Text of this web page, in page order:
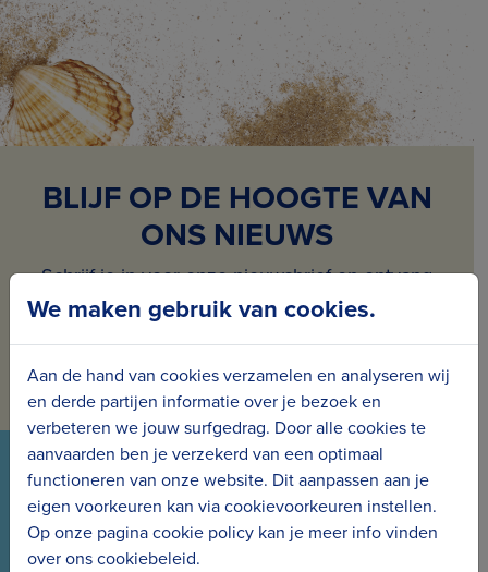
BLIJF OP DE HOOGTE VAN
ONS NIEUWS
Schrijf je in voor onze nieuwsbrief en ontvang
maandelijks nieuws en projecten in jouw mailbox.
VOLG ONS VIA ONZE SOCIALS
Wees meteen op de hoogte van het laatste nieuws
en de nieuwe projecten.
We maken gebruik van cookies.
Aan de hand van cookies verzamelen en analyseren wij
en derde partijen informatie over je bezoek en
verbeteren we jouw surfgedrag. Door alle cookies te
aanvaarden ben je verzekerd van een optimaal
functioneren van onze website. Dit aanpassen aan je
eigen voorkeuren kan via cookievoorkeuren instellen.
Op onze pagina cookie policy kan je meer info vinden
over ons cookiebeleid.